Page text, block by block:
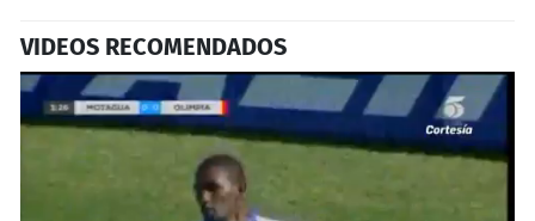
VIDEOS RECOMENDADOS